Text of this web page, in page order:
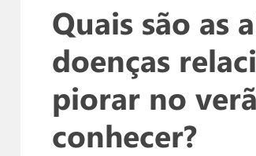
Quais são as
doenças
piorar no
conhecer?